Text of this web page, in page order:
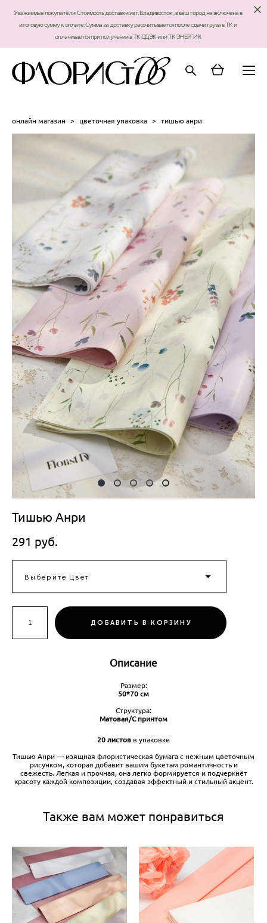
Уважаемые покупатели. Стоимость доставки из г. Владивосток , в ваш город не включена в
итоговую сумму к оплате. Сумма за доставку рассчитывается после сдачи груза в ТК и
оплачивается при получении в ТК СДЭК или ТК ЭНЕРГИЯ.
онлайн магазин > цветочная упаковка > тишью анри
Тишью Анри
291 pуб.
Выберите Цвет
ДОБАВИТЬ В КОРЗИНУ
Описание
Размер:
50*70 см
Структура:
Матовая/С принтом
20 листов в упаковке
Тишью Анри — изящная флористическая бумага с нежным цветочным
рисунком, которая добавит вашим букетам романтичность и
свежесть. Легкая и прочная, она легко формируется и подчеркнёт
красоту каждой композиции, создавая эффектный и стильный акцент.
Также вам может понравиться